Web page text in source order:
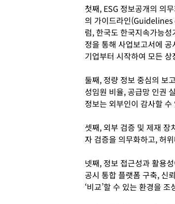
첫째, ESG 정보공개의 의
의 가이드라인
럼, 한국도 한국지속가능
정을 통해 사업보고서에
기업부터 시작하여 모든
둘째, 정량 정보 중심의 보
성임원 비율, 공급망 인권
정보는 외부인이 감사할
셋째, 외부 검증 및 제재 장
자 검증을 의무화하고, 허
넷째, 정보 접근성과 활용
공시 통합 플랫폼 구축, 신
‘비교’할 수 있는 환경을 조